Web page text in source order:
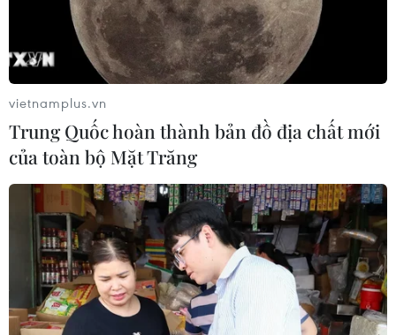
TIN CÙNG CHUYÊN MỤC
Bế mạc Hội thi lực lượng tham gia
bảo vệ an ninh, trật tự ở cơ sở giỏi
toàn quốc
07/08/2026 15:57
Khởi tố, truy nã 3 đối tượng hoạt
vietnamplus.vn
Trung Quốc hoàn thành bản đồ địa chất mới
của toàn bộ Mặt Trăng